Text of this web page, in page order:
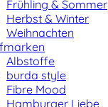
Frühling & Sommer
Herbst & Winter
Weihnachten
Albstoffe
burda style
Fibre Mood
Hamburger Liebe